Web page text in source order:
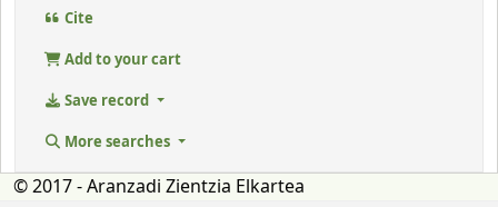
Cite
Add to your cart
Save record
More searches
© 2017 - Aranzadi Zientzia Elkartea